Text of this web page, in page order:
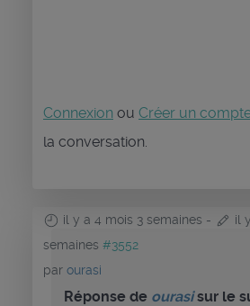
Connexion ou Créer un
la conversation.
il y a 4 mois 3 semaines -
il
semaines #3552
par ourasi
Réponse de ourasisur le